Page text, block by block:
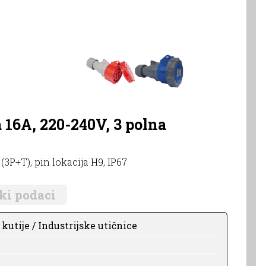
220-240V, 3 polna
pin lokacija H9, IP67
podaci
/ Industrijske utičnice